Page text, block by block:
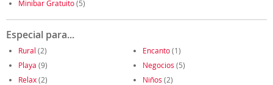
Minibar Gratuito(5)
Especial para...
Rural (2) Encanto(1)
Playa (9) Negocios (5)
Relax(2) Niños (2)